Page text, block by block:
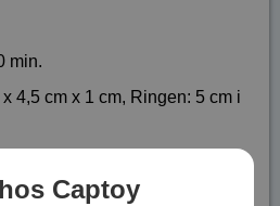
min.
4,5 cm x 1 cm, Ringen: 5 cm i
Captoy